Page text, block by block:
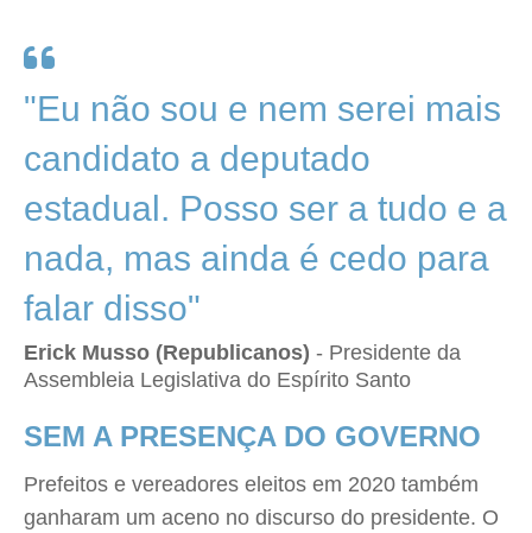
"Eu não sou e nem serei mais
candidato a deputado
estadual. Posso ser a tudo e a
nada, mas ainda é cedo para
falar disso"
Erick Musso (Republicanos) - Presidente da
Assembleia Legislativa do Espírito Santo
SEM A PRESENÇA DO GOVERNO
Prefeitos e vereadores eleitos em 2020 também
ganharam um aceno no discurso do presidente. O